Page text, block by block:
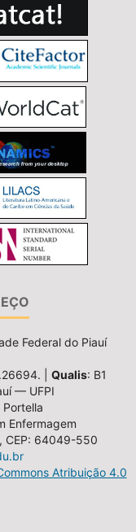
Federal do Piauí
| Qualis: B1
— UFPI
Enfermagem
CEP: 64049-550
Atribuição 4.0